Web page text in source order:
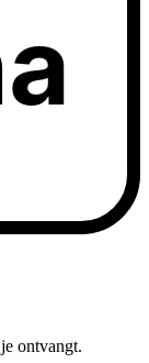
ontvangt.